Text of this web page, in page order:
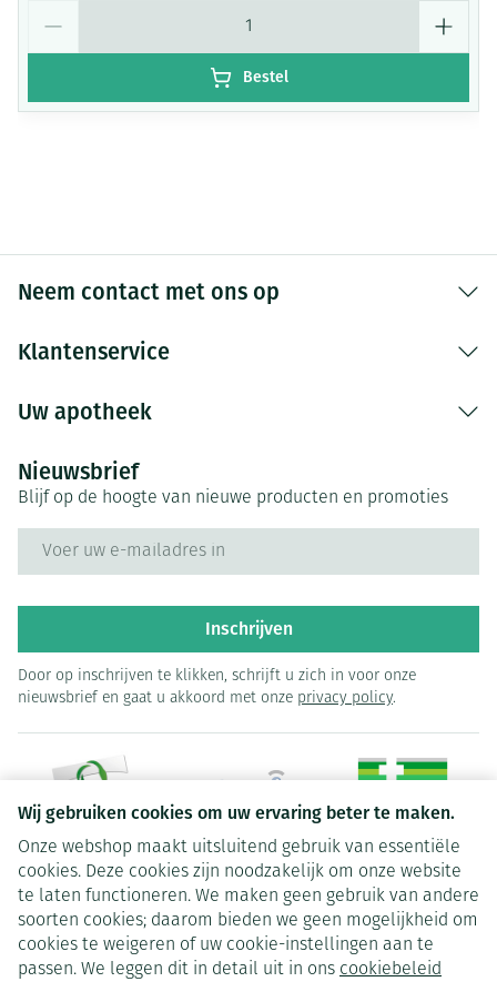
Wij gebruiken cookies om uw ervaring beter te maken.
Onze webshop maakt uitsluitend gebruik van essentiële
cookies. Deze cookies zijn noodzakelijk om onze website
te laten functioneren. We maken geen gebruik van andere
soorten cookies; daarom bieden we geen mogelijkheid om
cookies te weigeren of uw cookie-instellingen aan te
passen. We leggen dit in detail uit in ons cookiebeleid
Bestel
Neem contact met ons op
Klantenservice
Uw apotheek
Nieuwsbrief
Blijf op de hoogte van nieuwe producten en promoties
Inschrijven
Door op inschrijven te klikken, schrijft u zich in voor onze
nieuwsbrief en gaat u akkoord met onze privacy policy.
Juridische links